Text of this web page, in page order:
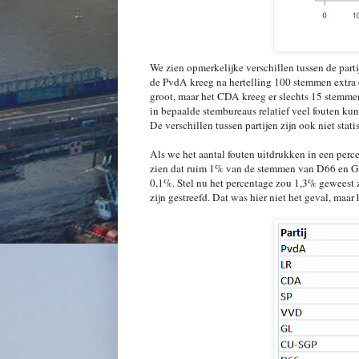
We zien opmerkelijke verschillen tussen de
de PvdA kreeg na hertelling 100 stemmen
groot, maar het CDA kreeg er slechts 15
in bepaalde stembureaus relatief veel fouten
De verschillen tussen partijen zijn ook niet
Als we het aantal fouten uitdrukken in een
zien dat ruim 1% van de stemmen van D66 en
0,1%. Stel nu het percentage zou 1,3%
zijn gestreefd. Dat was hier niet het geval,